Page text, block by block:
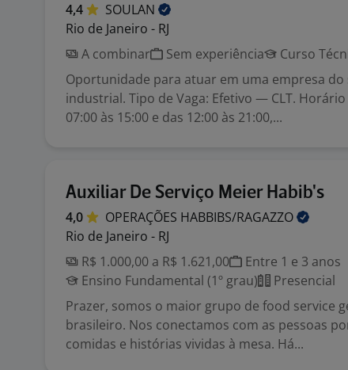
4,4
SOULAN
Rio de Janeiro - RJ
A combinar
Sem experiência Curso
Oportunidade para atuar em uma empresa do
industrial. Tipo de Vaga: Efetivo — CLT.
07:00 às 15:00 e das 12:00 às 21:00,...
Auxiliar De Serviço Meier Habib's
4,0 OPERAÇÕES HABBIBS/RAGAZZO
Rio de Janeiro - RJ
R$ 1.000,00 a R$ 1.621,00
Entre 1 e 3 anos
Ensino Fundamental (1º grau)
Presencial
Prazer, somos o maior grupo de food service
brasileiro. Nos conectamos com as pessoas
comidas e histórias vividas à mesa. Há...